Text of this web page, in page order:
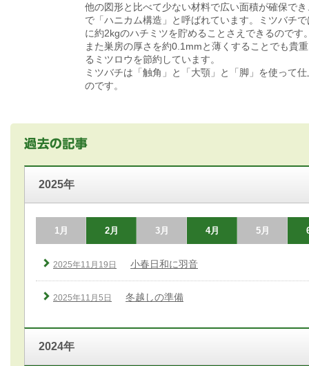
他の図形と比べて少ない材料で広い面積が確保で
で「ハニカム構造」と呼ばれています。ミツバチ
に約2kgのハチミツを貯めることさえできるのです
また巣房の厚さを約0.1mmと薄くすることでも貴
るミツロウを節約しています。
ミツバチは「触角」と「大顎」と「脚」を使って
のです。
2025年
1月 2月 3月 4月 5月
2025年11月19日 小春日和に羽音
2025年11月5日 冬越しの準備
2024年